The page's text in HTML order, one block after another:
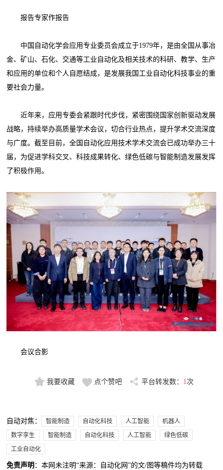
报告专家作报告
中国自动化学会应用专业委员会成立于1979年，是由全国从事冶
金、矿山、石化、交通等工业自动化及相关技术的科研、教学、生产
和应用的单位和个人自愿结成，是发展我国工业自动化科技事业的重
要社会力量。
近年来，应用专委会紧跟时代步伐，紧密围绕国家创新驱动发展
战略，持续举办高质量学术会议，切合行业热点，提升学术交流深度
与广度。截至目前，全国自动化应用技术学术交流会已成功举办三十
届，为促进学科交叉、科技成果转化、绿色低碳与智能制造发展发挥
了积极作用。
会议合影
我要收藏 点个赞吧 平台转发数： 1次
自动对焦： 智能制造 自动化科技 人工智能
机器人
数字孪生
智能制造 自动化科技 人工智能
绿色低碳
工业自动化
免责声明 ：本网未注明“来源：自动化网”的文/图等稿件均为转载